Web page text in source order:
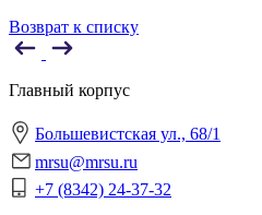
Возврат к списку
Главный корпус
Большевистская ул., 68/1
mrsu@mrsu.ru
+7 (8342) 24-37-32